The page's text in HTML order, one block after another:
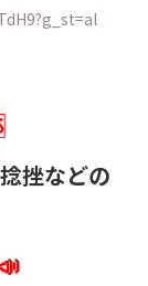
挫などの